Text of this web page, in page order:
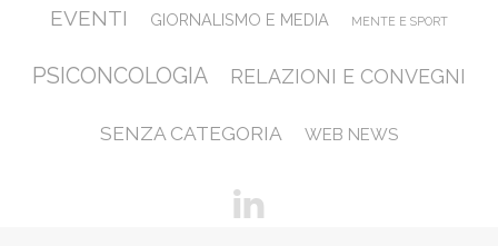
EVENTI GIORNALISMO E MEDIA MENTE E SPORT
PSICONCOLOGIA RELAZIONI E CONVEGNI
SENZA CATEGORIA WEB NEWS